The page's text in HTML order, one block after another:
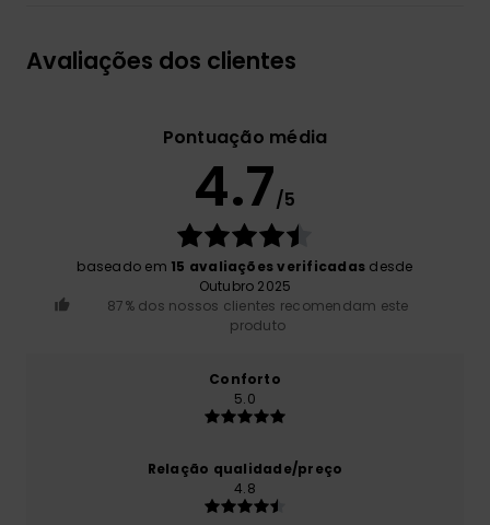
Avaliações dos clientes
Pontuação média
4.7/5
baseado em 15 avaliações verificadas desde
Outubro 2025
87% dos nossos clientes recomendam este
produto
Conforto
5.0
Relação qualidade/preço
4.8